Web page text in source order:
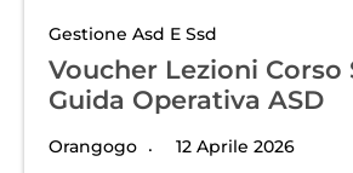
Gestione Asd E Ssd
Voucher Lezioni Corso
Guida Operativa ASD
Orangogo 12 Aprile 2026